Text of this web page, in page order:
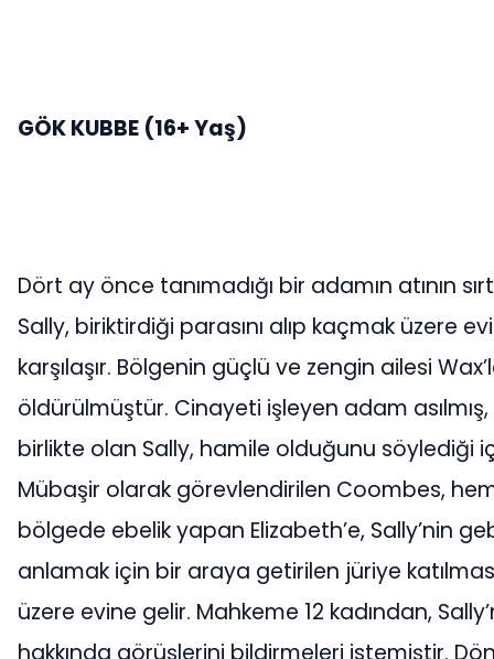
GÖK KUBBE (16+ Yaş)
Dört ay önce tanımadığı bir adamın atının
Sally, biriktirdiği parasını alıp kaçmak üzere
karşılaşır. Bölgenin güçlü ve zengin ailesi
öldürülmüştür. Cinayeti işleyen adam
birlikte olan Sally, hamile olduğunu söylediği
Mübaşir olarak görevlendirilen Coombes, hem
bölgede ebelik yapan Elizabeth’e, Sally’nin
anlamak için bir araya getirilen jüriye
üzere evine gelir. Mahkeme 12 kadından,
hakkında görüşlerini bildirmeleri istemiştir.